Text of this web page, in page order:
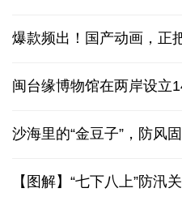
爆款频出！国产动画，正
闽台缘博物馆在两岸设立
沙海里的“金豆子”，防风
【图解】“七下八上”防汛